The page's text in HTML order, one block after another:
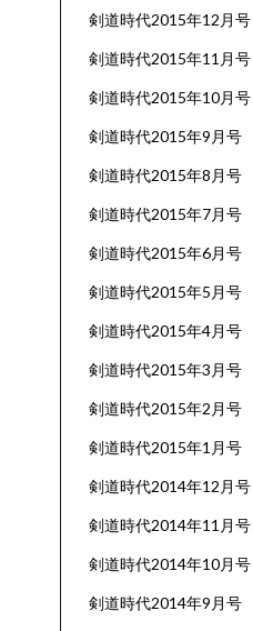
剣道時代2015年12月号
剣道時代2015年11月号
剣道時代2015年10月号
剣道時代2015年9月号
剣道時代2015年8月号
剣道時代2015年7月号
剣道時代2015年6月号
剣道時代2015年5月号
剣道時代2015年4月号
剣道時代2015年3月号
剣道時代2015年2月号
剣道時代2015年1月号
剣道時代2014年12月号
剣道時代2014年11月号
剣道時代2014年10月号
剣道時代2014年9月号